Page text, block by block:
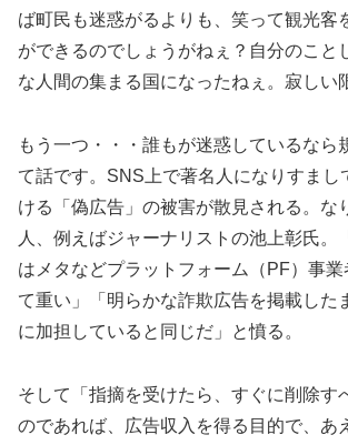
ば町民も迷惑がるよりも、笑って観光客
ができるのでしょうがねぇ？自分のこと
な人間の集まる国になったねぇ。寂しい
もう一つ・・・誰もが迷惑しているなら
て話です。SNS上で著名人になりすまし
ける「偽広告」の被害が散見される。な
人、例えばジャーナリストの池上彰氏。
はメタなどプラットフォーム（PF）事
て重い」「明らかな詐欺広告を掲載した
に加担していると同じだ」と憤る。
そして「指摘を受けたら、すぐに削除す
のであれば、広告収入を得る目的で、あ